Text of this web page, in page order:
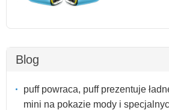
Blog
puff powraca, puff prezentuje
mini na pokazie mody i